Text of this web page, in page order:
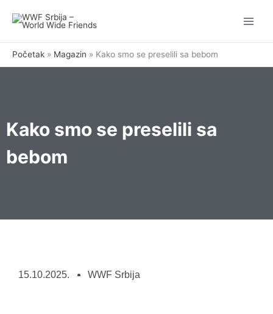
Početak Magazin Kako smo se preselili sa bebom
Kako smo se preselili sa
bebom
15.10.2025. WWF Srbija